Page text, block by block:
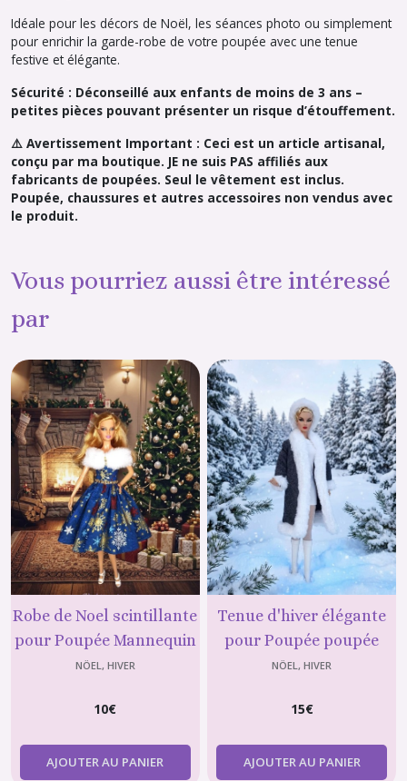
Idéale pour les décors de Noël, les séances photo ou simplement
pour enrichir la garde-robe de votre poupée avec une tenue
festive et élégante.
Sécurité : Déconseillé aux enfants de moins de 3 ans –
petites pièces pouvant présenter un risque d’étouffement.
⚠️ Avertissement Important : Ceci est un article artisanal,
conçu par ma boutique. JE ne suis PAS affiliés aux
fabricants de poupées. Seul le vêtement est inclus.
Poupée, chaussures et autres accessoires non vendus avec
le produit.
Vous pourriez aussi être intéressé
par
Robe de Noel scintillante
pour Poupée Mannequin
29 cm ( type barbie )
NÖEL, HIVER
10€
AJOUTER AU PANIER
Tenue d'hiver élégante
pour Poupée poupée
mannequin de 29 cm
NÖEL, HIVER
15€
AJOUTER AU PANIER